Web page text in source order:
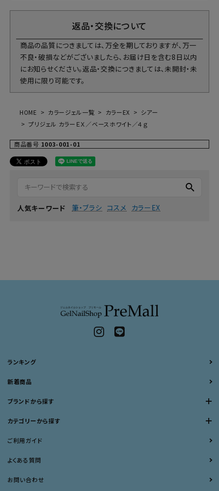
返品・交換について
商品の品質につきましては、万全を期しておりますが、万一
不良・破損などがございましたら、お届け日を含む8日以内
にお知らせください。返品・交換につきましては、未開封・未
使用に限り可能です。
HOME カラージェル一覧 カラーEX
シアー
プリジェル カラーＥＸ／ベースホワイト／４ｇ
商品番号 1003-001-01
search
人気キーワード 筆・ブラシ コスメ カラーEX
ランキング
新着商品
ブランドから探す
カテゴリーから探す
ご利用ガイド
よくある質問
お問い合わせ